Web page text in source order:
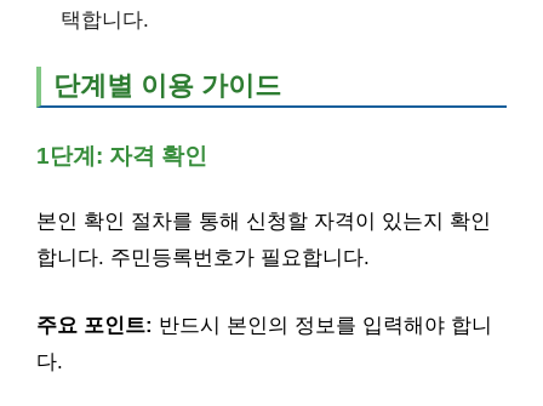
택합니다.
단계별 이용 가이드
1단계: 자격 확인
본인 확인 절차를 통해 신청할 자격이 있는지 확인
합니다. 주민등록번호가 필요합니다.
주요 포인트: 반드시 본인의 정보를 입력해야 합니
다.